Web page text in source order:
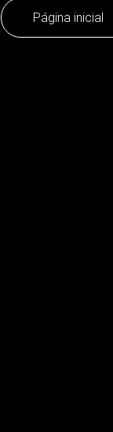
Página inicial